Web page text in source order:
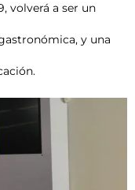
volverá a ser un
y una